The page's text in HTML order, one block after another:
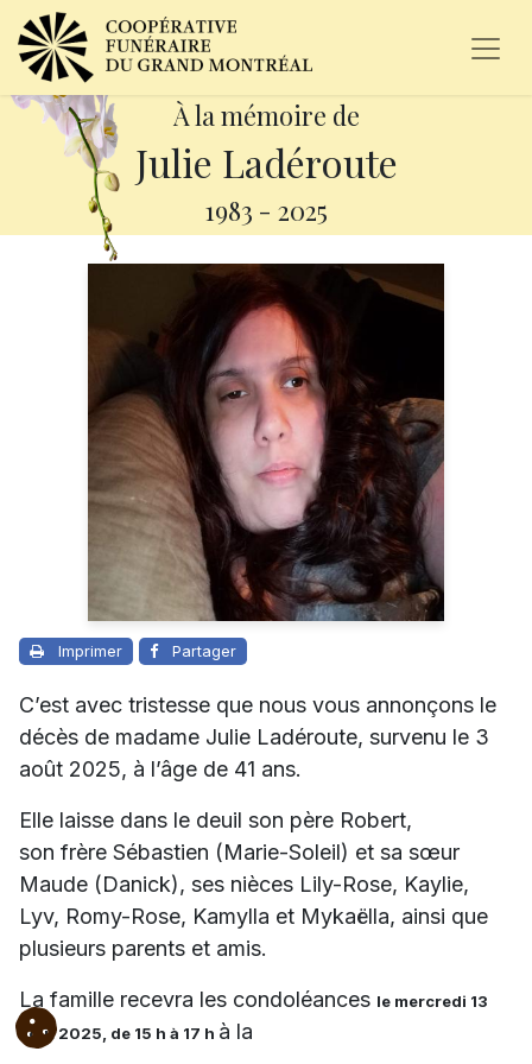
À la mémoire de
Julie Ladéroute
1983 - 2025
Imprimer Partager
C’est avec tristesse que nous vous annonçons le
décès de madame Julie Ladéroute, survenu le 3
août 2025, à l’âge de 41 ans.
Elle laisse dans le deuil son père Robert,
son frère Sébastien (Marie-Soleil) et sa sœur
Maude (Danick), ses nièces Lily-Rose, Kaylie,
Lyv, Romy-Rose, Kamylla et Mykaëlla, ainsi que
plusieurs parents et amis.
La famille recevra les condoléances le mercredi 13
août 2025, de 15 h à 17 h à la